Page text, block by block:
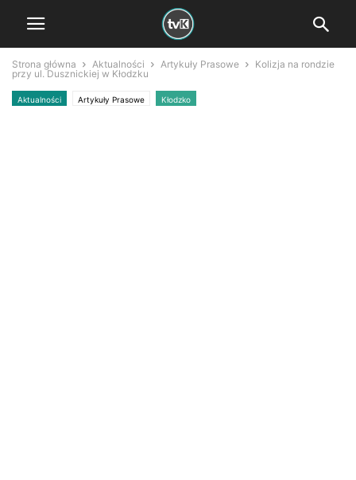
Strona główna Aktualności Artykuły Prasowe
Kolizja na rondzie
przy ul. Dusznickiej w Kłodzku
Aktualności Artykuły Prasowe Kłodzko